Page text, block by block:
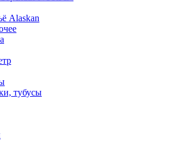
Alaskan
тубусы